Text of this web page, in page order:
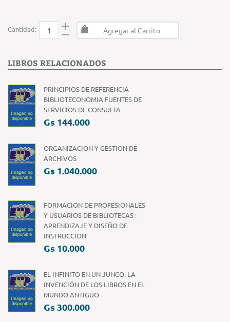
Cantidad: Agregar al Carrito
LIBROS RELACIONADOS
PRINCIPIOS DE REFERENCIA
BIBLIOTECONOMIA FUENTES DE
SERVICIOS DE CONSULTA
Gs 144.000
ORGANIZACION Y GESTION DE
ARCHIVOS
Gs 1.040.000
FORMACION DE PROFESIONALES
Y USUARIOS DE BIBLIOTECAS :
APRENDIZAJE Y DISEÑO DE
INSTRUCCION
Gs 10.000
EL INFINITO EN UN JUNCO. LA
INVENCIÓN DE LOS LIBROS EN EL
MUNDO ANTIGUO
Gs 300.000